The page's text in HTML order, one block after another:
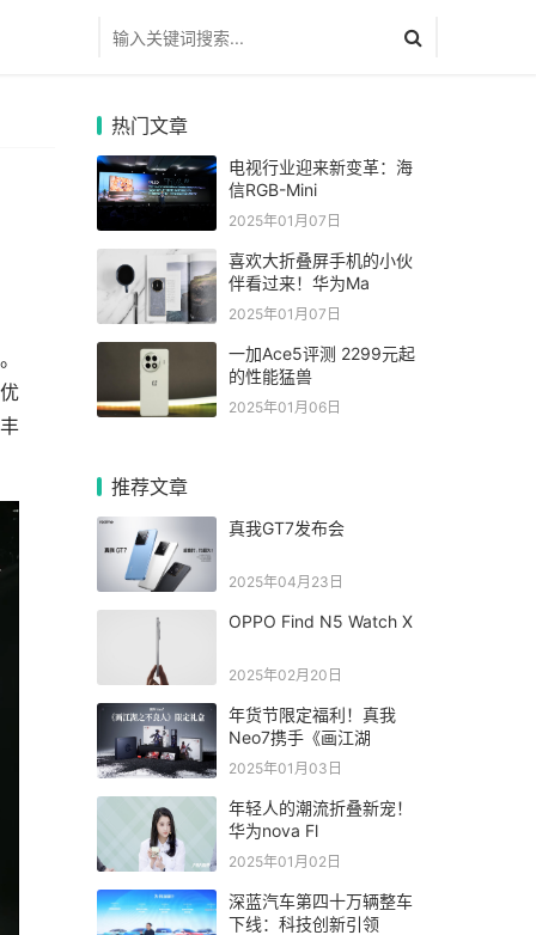
热门文章
电视行业迎来新变革：海
信RGB-Mini
2025年01月07日
喜欢大折叠屏手机的小伙
伴看过来！华为Ma
2025年01月07日
一加Ace5评测 2299元起
的性能猛兽
2025年01月06日
推荐文章
真我GT7发布会
2025年04月23日
OPPO Find N5 Watch X
2025年02月20日
年货节限定福利！真我
Neo7携手《画江湖
2025年01月03日
年轻人的潮流折叠新宠！
华为nova Fl
2025年01月02日
深蓝汽车第四十万辆整车
下线：科技创新引领